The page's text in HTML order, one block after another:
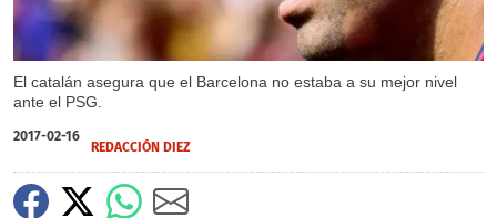
El catalán asegura que el Barcelona no estaba a su mejor nivel
ante el PSG.
2017-02-16
REDACCIÓN DIEZ